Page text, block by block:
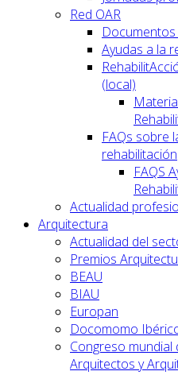
Red OAR
Documentos
Ayudas a la
(local)
FAQs sobre
rehabilitación
FAQS
Actualidad
Arquitectura
Actualidad del
Premios
BEAU
BIAU
Europan
Docomomo
Congreso mundial
Arquitectos y